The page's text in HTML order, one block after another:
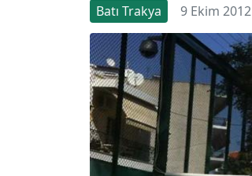
Batı Trakya 9 Ekim 2012